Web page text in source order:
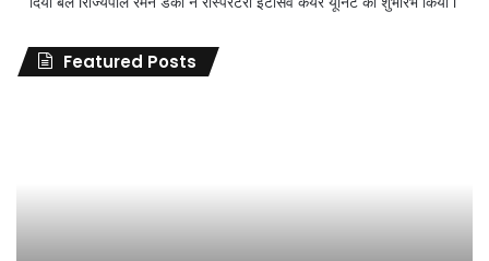
Featured Posts